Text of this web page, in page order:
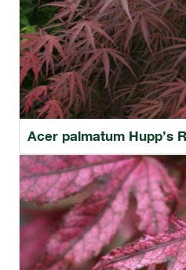
Acer palmatum Hupp’s